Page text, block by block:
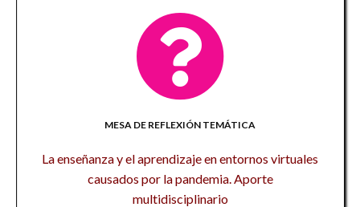
MESA DE REFLEXIÓN TEMÁTICA
La enseñanza y el aprendizaje en entornos virtuales
causados por la pandemia. Aporte
multidisciplinario